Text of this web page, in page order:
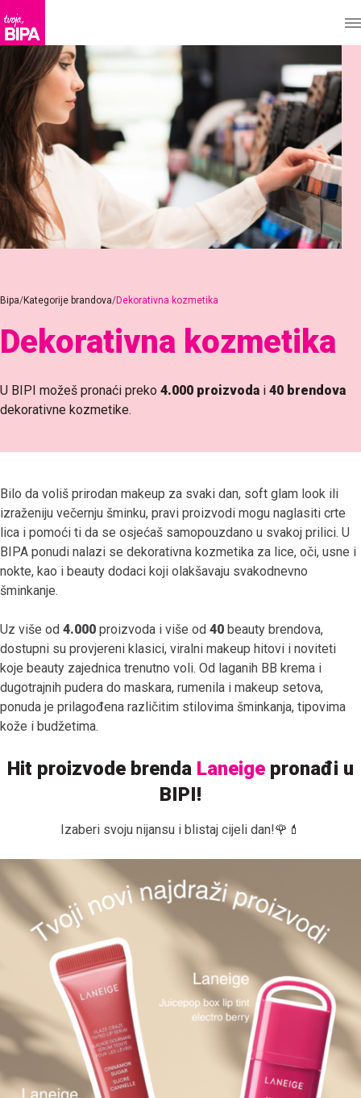
Bipa Kategorije brandova Dekorativna kozmetika
Dekorativna kozmetika
U BIPI možeš pronaći preko 4.000 proizvoda i 40 brendova
dekorativne kozmetike.
Bilo da voliš prirodan makeup za svaki dan, soft glam look ili
izraženiju večernju šminku, pravi proizvodi mogu naglasiti crte
lica i pomoći ti da se osjećaš samopouzdano u svakoj prilici. U
BIPA ponudi nalazi se dekorativna kozmetika za lice, oči, usne i
nokte, kao i beauty dodaci koji olakšavaju svakodnevno
šminkanje.
Uz više od 4.000 proizvoda i više od 40 beauty brendova,
dostupni su provjereni klasici, viralni makeup hitovi i noviteti
koje beauty zajednica trenutno voli. Od laganih BB krema i
dugotrajnih pudera do maskara, rumenila i makeup setova,
ponuda je prilagođena različitim stilovima šminkanja, tipovima
kože i budžetima.
Hit proizvode brenda Laneige pronađi u
BIPI!
Izaberi svoju nijansu i blistaj cijeli dan!🌹💄